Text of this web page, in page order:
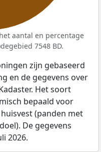
aantal en percentage
7548 BD.
zijn gebaseerd
en de gegevens over
Het soort
bepaald voor
(panden met
De gegevens
2026.